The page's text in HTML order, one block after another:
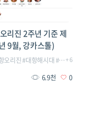
진2주년#대항해시대오리진제독
리진 2주년 기준 제
9월, 강카스톨)
오리진#대항해시대#대항해시대오리진
+6
6.9천 0